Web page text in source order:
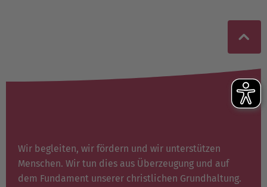
Wir begleiten, wir fördern und wir unterstützen
Menschen. Wir tun dies aus Überzeugung und auf
dem Fundament unserer christlichen Grundhaltung.